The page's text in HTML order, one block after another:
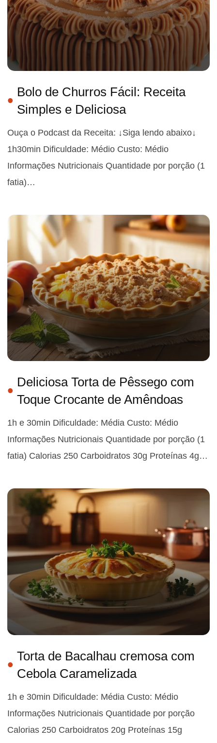
Bolo de Churros Fácil: Receita
Simples e Deliciosa
Ouça o Podcast da Receita: ↓Siga lendo abaixo↓
1h30min Dificuldade: Médio Custo: Médio
Informações Nutricionais Quantidade por porção (1
fatia)…
Deliciosa Torta de Pêssego com
Toque Crocante de Amêndoas
1h e 30min Dificuldade: Média Custo: Médio
Informações Nutricionais Quantidade por porção (1
fatia) Calorias 250 Carboidratos 30g Proteínas 4g…
Torta de Bacalhau cremosa com
Cebola Caramelizada
1h e 30min Dificuldade: Média Custo: Médio
Informações Nutricionais Quantidade por porção
Calorias 250 Carboidratos 20g Proteínas 15g